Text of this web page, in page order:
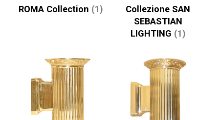
ROMA Collection (1)
Collezione SAN
SEBASTIAN
LIGHTING (1)